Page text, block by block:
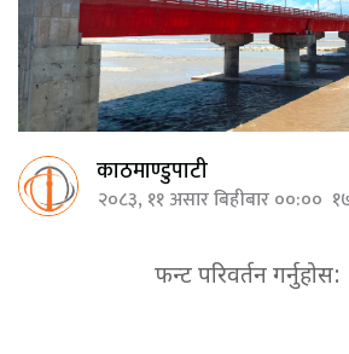
काठमाण्डुपाटी
२०८३, ११ असार बिहीबार ००:००
फन्ट परिवर्तन गर्नुहोस: